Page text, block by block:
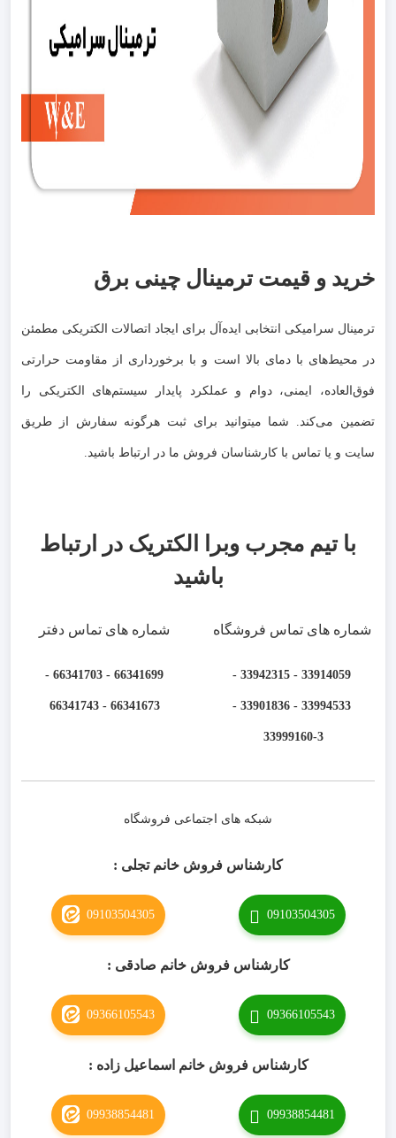
خرید و قیمت ترمینال چینی برق
ترمینال سرامیکی انتخابی ایده‌آل برای ایجاد اتصالات الکتریکی مطمئن
در محیط‌های با دمای بالا است و با برخورداری از مقاومت حرارتی
فوق‌العاده، ایمنی، دوام و عملکرد پایدار سیستم‌های الکتریکی را
تضمین می‌کند. شما میتوانید برای ثبت هرگونه سفارش از طریق
سایت و یا تماس با کارشناسان فروش ما در ارتباط باشید.
با تیم مجرب وبرا الکتریک در ارتباط
باشید
شماره های تماس فروشگاه
33914059 - 33942315 -
33994533 - 33901836 -
33999160-3 ​
شماره های تماس دفتر
66341699 - 66341703 -
66341673 - 66341743
شبکه های اجتماعی فروشگاه
کارشناس فروش خانم تجلی :
09103504305
09103504305
کارشناس فروش خانم صادقی :
09366105543
09366105543
کارشناس فروش خانم اسماعیل زاده :
09938854481
09938854481